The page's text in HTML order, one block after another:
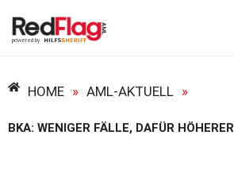
HOME » AML-AKTUELL »